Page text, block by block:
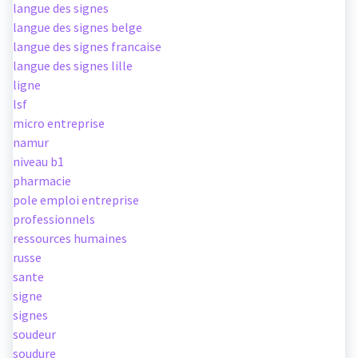
langue des signes
langue des signes belge
langue des signes francaise
langue des signes lille
ligne
lsf
micro entreprise
namur
niveau b1
pharmacie
pole emploi entreprise
professionnels
ressources humaines
russe
sante
signe
signes
soudeur
soudure